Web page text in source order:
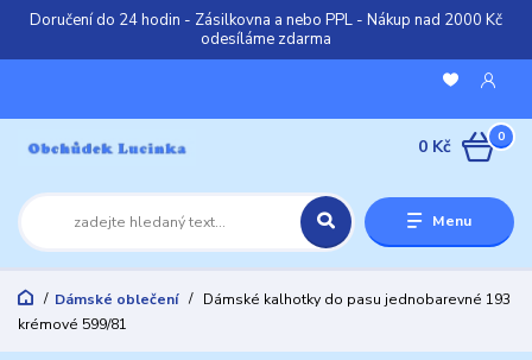
Doručení do 24 hodin - Zásilkovna a nebo PPL - Nákup nad 2000 Kč
odesíláme zdarma
Menu
0
0 Kč
Dámské oblečení
Dámské kalhotky do pasu jednobarevné 193
krémové 599/81